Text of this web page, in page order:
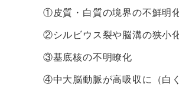
①皮質・白質の境界の不鮮明
②シルビウス裂や脳溝の狭小
③基底核の不明瞭化
④中大脳動脈が高吸収に（白